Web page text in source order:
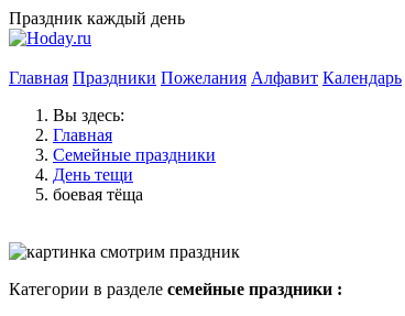
Праздник каждый день
Главная Праздники Пожелания Алфавит Календарь
Вы здесь:
Главная
Семейные праздники
День тещи
боевая тёща
Категории в разделе семейные праздники :